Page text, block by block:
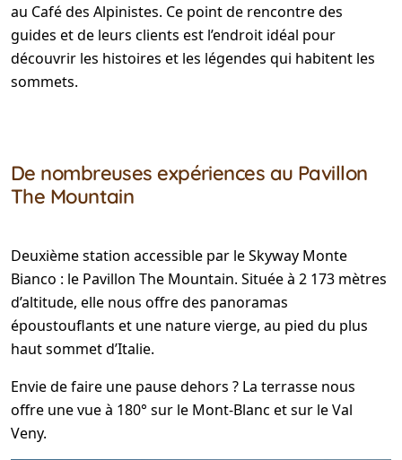
au Café des Alpinistes. Ce point de rencontre des
guides et de leurs clients est l’endroit idéal pour
découvrir les histoires et les légendes qui habitent les
sommets.
De nombreuses expériences au Pavillon
The Mountain
Deuxième station accessible par le Skyway Monte
Bianco : le Pavillon The Mountain. Située à 2 173 mètres
d’altitude, elle nous offre des panoramas
époustouflants et une nature vierge, au pied du plus
haut sommet d’Italie.
Envie de faire une pause dehors ? La terrasse nous
offre une vue à 180° sur le Mont-Blanc et sur le Val
Veny.